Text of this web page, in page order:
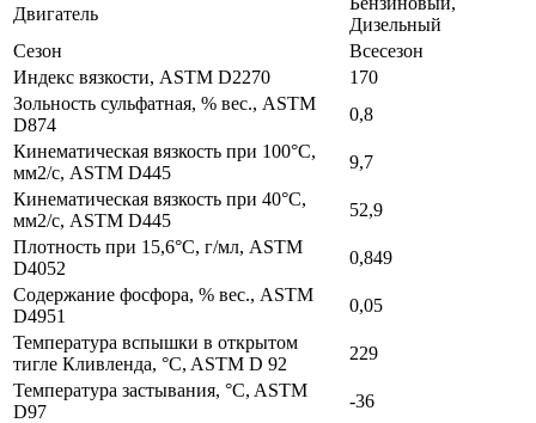
Двигатель
Дизельный
Сезон
Всесезон
Индекс вязкости, ASTM D2270
170
Зольность сульфатная, % вес., ASTM
D874
0,8
Кинематическая вязкость при 100°C,
мм2/с, ASTM D445
9,7
Кинематическая вязкость при 40°C,
мм2/с, ASTM D445
52,9
Плотность при 15,6°C, г/мл, ASTM
D4052
0,849
Содержание фосфора, % вес., ASTM
D4951
0,05
Температура вспышки в открытом
тигле Кливленда, °C, ASTM D 92
229
Температура застывания, °C, ASTM
D97
-36